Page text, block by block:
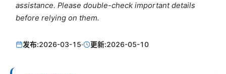
assistance. Please double-check important details
before relying on them.
发布:2026-03-15· 更新:2026-05-10